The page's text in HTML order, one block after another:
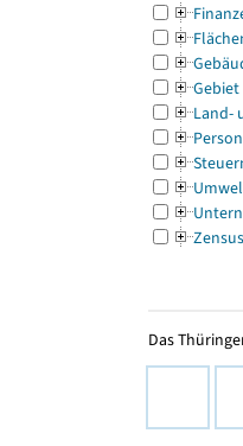
Gebiet
Land-
Zensus
Das